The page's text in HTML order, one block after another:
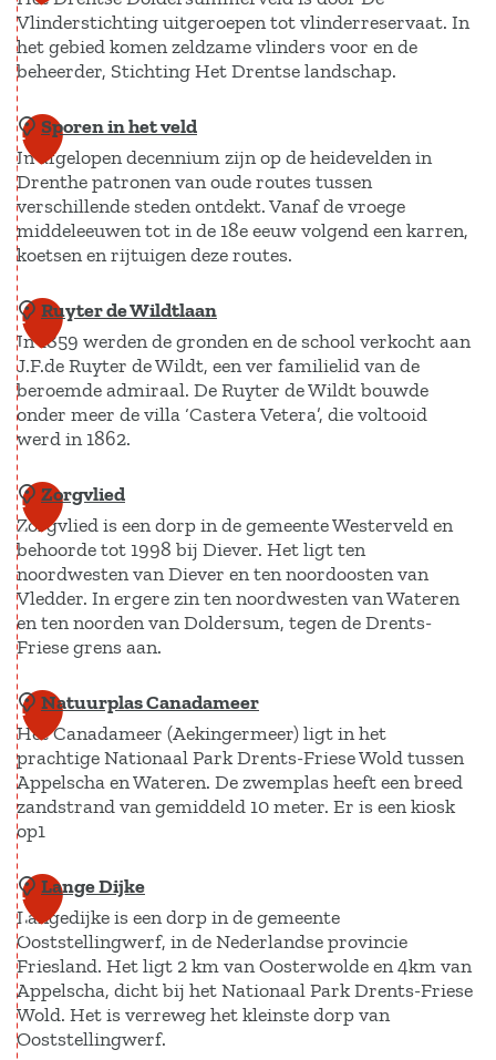
v
e
l
d
o
k
k
e
n
s
t
o
e
l
i
n
L
a
n
g
e
d
i
j
k
e
Vlinderstichting uitgeroepen tot vlinderreservaat. In
het gebied komen zeldzame vlinders voor en de
beheerder, Stichting Het Drentse landschap.
V
l
i
n
d
e
r
r
e
s
e
r
v
a
a
t
1
0
Sporen in het veld
In afgelopen decennium zijn op de heidevelden in
Drenthe patronen van oude routes tussen
verschillende steden ontdekt. Vanaf de vroege
middeleeuwen tot in de 18e eeuw volgend een karren,
koetsen en rijtuigen deze routes.
S
p
o
r
e
n
i
n
h
e
t
v
e
l
d
1
1
Ruyter de Wildtlaan
In 1859 werden de gronden en de school verkocht aan
J.F.de Ruyter de Wildt, een ver familielid van de
beroemde admiraal. De Ruyter de Wildt bouwde
onder meer de villa ‘Castera Vetera’, die voltooid
werd in 1862.
R
u
y
t
e
r
d
e
W
i
l
d
t
l
a
a
n
1
2
Zorgvlied
Zorgvlied is een dorp in de gemeente Westerveld en
behoorde tot 1998 bij Diever. Het ligt ten
noordwesten van Diever en ten noordoosten van
Vledder. In ergere zin ten noordwesten van Wateren
en ten noorden van Doldersum, tegen de Drents-
Friese grens aan.
Z
o
r
g
v
l
i
e
d
1
3
Natuurplas Canadameer
Het Canadameer (Aekingermeer) ligt in het
prachtige Nationaal Park Drents-Friese Wold tussen
Appelscha en Wateren. De zwemplas heeft een breed
zandstrand van gemiddeld 10 meter. Er is een kiosk
op1
N
a
t
u
u
r
1
4
Lange Dijke
Langedijke is een dorp in de gemeente
Ooststellingwerf, in de Nederlandse provincie
Friesland. Het ligt 2 km van Oosterwolde en 4km van
Appelscha, dicht bij het Nationaal Park Drents-Friese
Wold. Het is verreweg het kleinste dorp van
Ooststellingwerf.